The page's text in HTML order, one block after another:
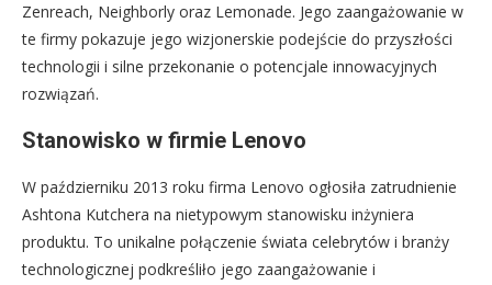
Zenreach, Neighborly oraz Lemonade. Jego zaangażowanie w
te firmy pokazuje jego wizjonerskie podejście do przyszłości
technologii i silne przekonanie o potencjale innowacyjnych
rozwiązań.
Stanowisko w firmie Lenovo
W październiku 2013 roku firma Lenovo ogłosiła zatrudnienie
Ashtona Kutchera na nietypowym stanowisku inżyniera
produktu. To unikalne połączenie świata celebrytów i branży
technologicznej podkreśliło jego zaangażowanie i